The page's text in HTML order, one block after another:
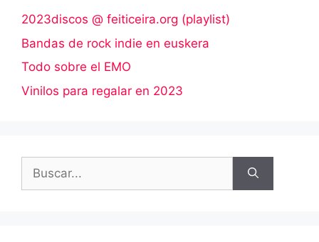
2023discos @ feiticeira.org (playlist)
Bandas de rock indie en euskera
Todo sobre el EMO
Vinilos para regalar en 2023